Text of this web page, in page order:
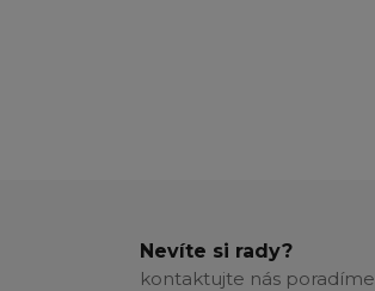
Nevíte si rady?
kontaktujte nás poradíme